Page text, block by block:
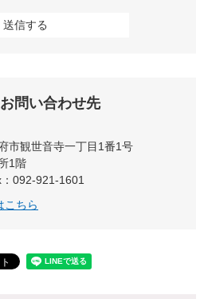
問い合わせ先
市観世音寺一丁目1番1号
1階
092-921-1601
こちら